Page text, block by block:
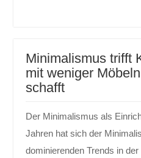
Minimalismus trifft
mit weniger
schafft
Der Minimalismus als
Jahren hat sich der
dominierenden Trends in